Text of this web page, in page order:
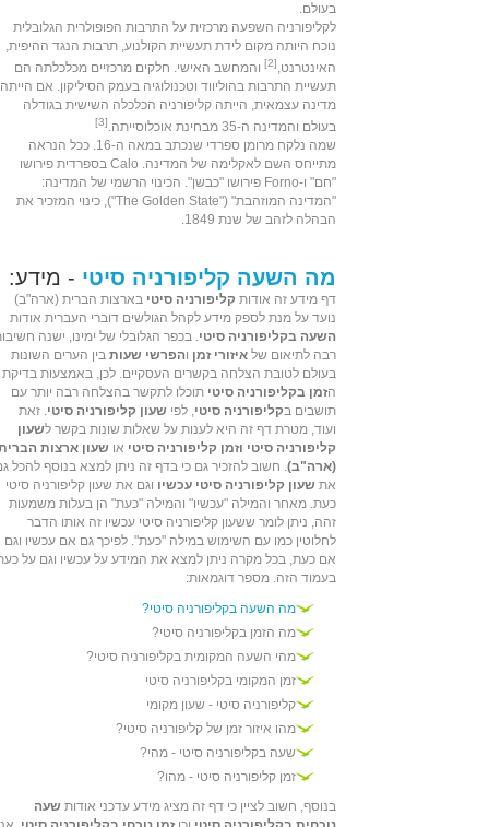
בעולם.
לקליפורניה השפעה מרכזית על התרבות הפופולרית הגלובלית
נוכח היותה מקום לידת תעשיית הקולנוע, תרבות הנגד ההיפית,
האינטרנט,
[2] והמחשב האישי. חלקים מרכזיים מכלכלתה הם
תעשיית התרבות בהוליווד וטכנולוגיה בעמק הסיליקון. אם הייתה
מדינה עצמאית, הייתה קליפורניה הכלכלה השישית בגודלה
בעולם והמדינה ה-35 מבחינת אוכלוסייתה.
[3]
שמה נלקח מרומן ספרדי שנכתב במאה ה-16
. ככל הנראה
מתייחס השם לאקלימה של המדינה. Calo בספרדית פירושו
"חם" ו-Forno פירושו "כבשן". הכינוי הרשמי של המדינה:
"המדינה המוזהבת" ("The Golden State"), כינוי המזכיר את
הבהלה לזהב של שנת 1849
.
מה השעה קליפורניה סיטי - מידע:
דף מידע זה אודות קליפורניה סיטי בארצות הברית (ארה"ב)
נועד על מנת לספק מידע לקהל הגולשים דוברי העברית אודות
השעה בקליפורניה סיטי. בכפר הגלובלי של ימינו, ישנה
רבה לתיאום של איזורי זמן והפרשי שעות בין הערים השונות
בעולם לטובת הצלחה בקשרים העסקיים. לכן, באמצעות בדיקת
הזמן בקליפורניה סיטי תוכלו לתקשר בהצלחה רבה יותר עם
תושבים בקליפורניה סיטי, לפי שעון קליפורניה סיטי. זאת
ועוד, מטרת דף זה היא לענות על שאלות שונות בקשר לשעון
קליפורניה סיטי וזמן קליפורניה סיטי או שעון ארצות
(ארה"ב). חשוב להזכיר גם כי בדף זה ניתן למצא בנוסף להכל
את שעון קליפורניה סיטי עכשיו וגם את שעון קליפורניה סיטי
כעת. מאחר והמילה "עכשיו" והמילה "כעת" הן בעלות משמעות
זהה, ניתן לומר ששעון קליפורניה סיטי עכשיו זה אותו הדבר
לחלוטין כמו עם השימוש במילה "כעת". לפיכך גם אם עכשיו וגם
אם כעת, בכל מקרה ניתן למצא את המידע על עכשיו וגם על
בעמוד הזה. מספר דוגמאות:
מה השעה בקליפורניה סיטי?
מה הזמן בקליפורניה סיטי?
מהי השעה המקומית בקליפורניה סיטי?
זמן המקומי בקליפורניה סיטי
קליפורניה סיטי - שעון מקומי
מהו איזור זמן של קליפורניה סיטי?
שעה בקליפורניה סיטי - מהי?
זמן קליפורניה סיטי - מהו?
בנוסף, חשוב לציין כי דף זה מציג מידע עדכני אודות שעה